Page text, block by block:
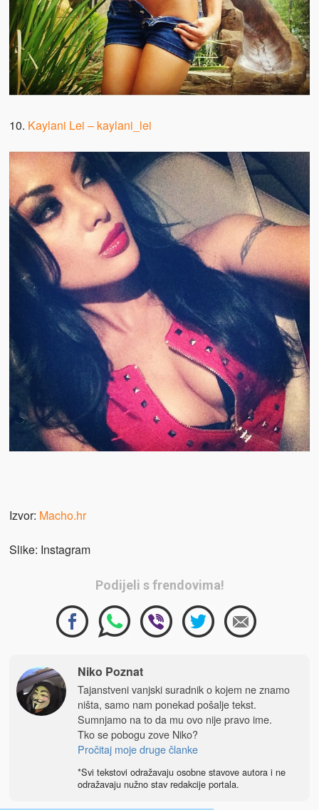
10. Kaylani Lei – kaylani_lei
Izvor: Macho.hr
Slike: Instagram
Podijeli s frendovima!
Niko Poznat
Tajanstveni vanjski suradnik o kojem ne znamo
ništa, samo nam ponekad pošalje tekst.
Sumnjamo na to da mu ovo nije pravo ime.
Tko se pobogu zove Niko?
Pročitaj moje druge članke
*Svi tekstovi odražavaju osobne stavove autora i ne
odražavaju nužno stav redakcije portala.